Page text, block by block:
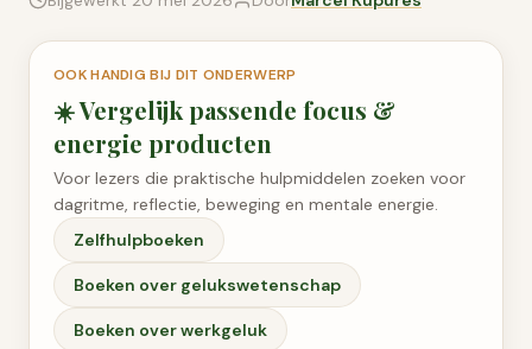
OOK HANDIG BIJ DIT ONDERWERP
☀️Vergelijk passende focus &
energie producten
Voor lezers die praktische hulpmiddelen zoeken voor
dagritme, reflectie, beweging en mentale energie.
Zelfhulpboeken
Boeken over gelukswetenschap
Boeken over werkgeluk